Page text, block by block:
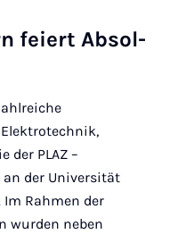
fei­ert Ab­sol­
PLAZ –
an der Universität
Im Rahmen der
wurden neben